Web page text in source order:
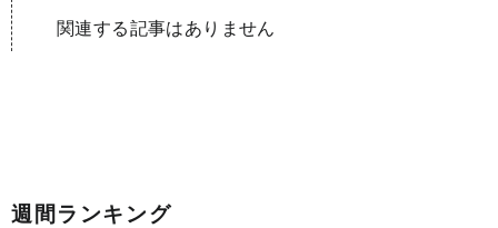
関連する記事はありません
週間ランキング